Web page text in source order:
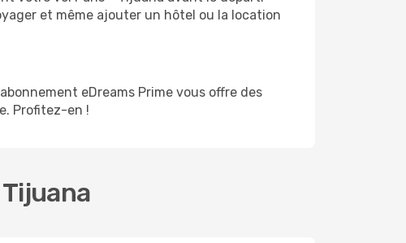
et même ajouter un hôtel ou la location
eDreams Prime vous offre des
Profitez-en !